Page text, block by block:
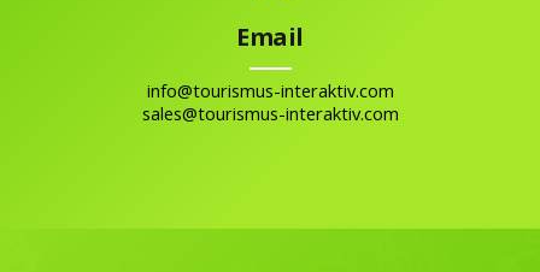
Email
info@tourismus-interaktiv.com
sales@tourismus-interaktiv.com